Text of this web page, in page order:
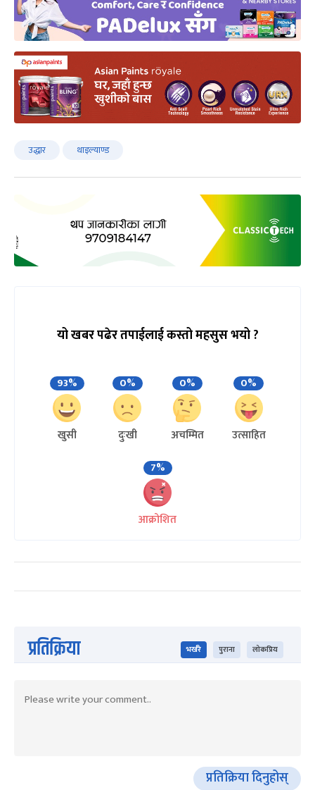
उद्धार थाइल्याण्ड
यो खबर पढेर तपाईलाई कस्तो महसुस भयो ?
93%
खुसी
0%
दुःखी
0%
अचम्मित
0%
उत्साहित
7%
आक्रोशित
प्रतिक्रिया भर्खरै पुराना लोकप्रिय
प्रतिक्रिया दिनुहोस्